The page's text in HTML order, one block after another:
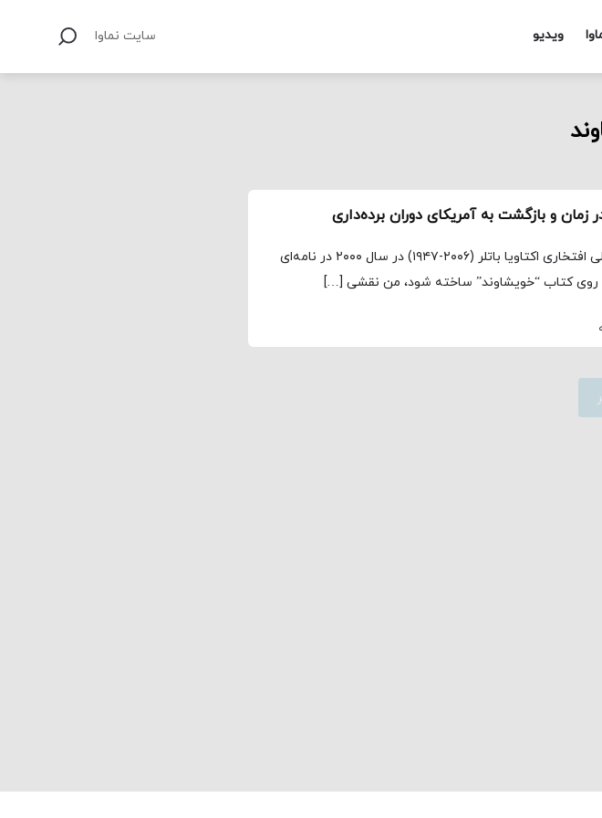
ویدیو سایت نماوا
زمان و بازگشت به آمریکای دوران برده‌داری
مجله نماوا، ترجمه: علی افتخاری اکتاویا باتلر (۲۰۰۶-۱۹۴۷) در سال ۲۰۰۰ در نامه‌ای
روی کتاب “خویشاوند” ساخته شود، من نقشی […]